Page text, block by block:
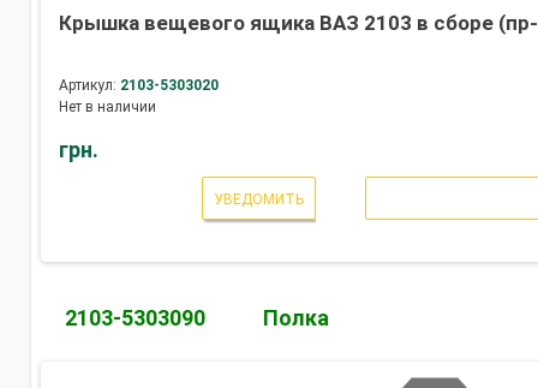
Крышка вещевого ящика ВАЗ 2103 в сборе
Артикул: 2103-5303020
Нет в наличии
грн.
УВЕДОМИТЬ
2103-5303090 Полка